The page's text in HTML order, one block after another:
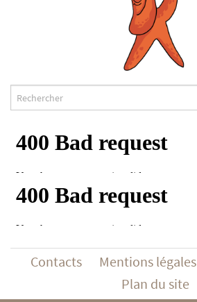
Contacts Mentions légales
Plan du site